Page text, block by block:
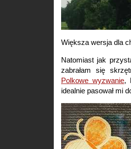
Większa wersja dla
Natomiast jak
zabrałam się
Polkowe wyzwanie,
idealnie pasował mi